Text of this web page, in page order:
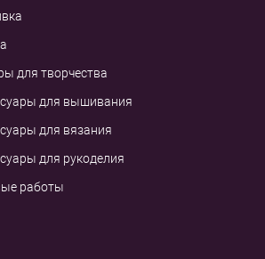
для творчества
для вышивания
для вязания
для рукоделия
работы